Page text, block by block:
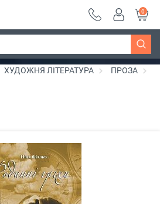
~ 250 грн ~
Дізнатись більше
0
ХУДОЖНЯ ЛІТЕРАТУРА ПРОЗА